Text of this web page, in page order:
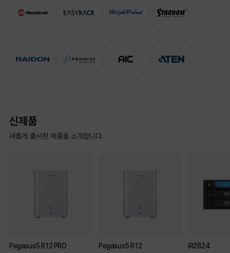
신제품
새롭게 출시된 제품을 소개합니다.
Pegasus5 R12 PRO Pegasus5 R12 iR2824